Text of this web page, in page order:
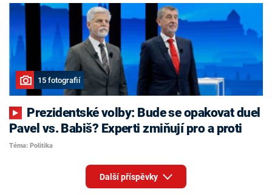
15 fotografií
Pavel vs. Babiš? Experti zmiňují pro a proti
Téma: Politika
Další příspěvky